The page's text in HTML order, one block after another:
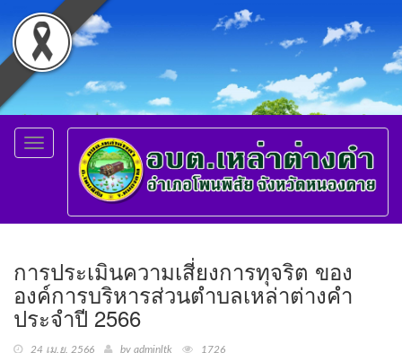
Toggle
navigation
การประเมินความเสี่ยงการทุจริต ของ
องค์การบริหารส่วนตำบลเหล่าต่างคำ
ประจำปี 2566
24 เม.ย. 2566 by adminltk 1726